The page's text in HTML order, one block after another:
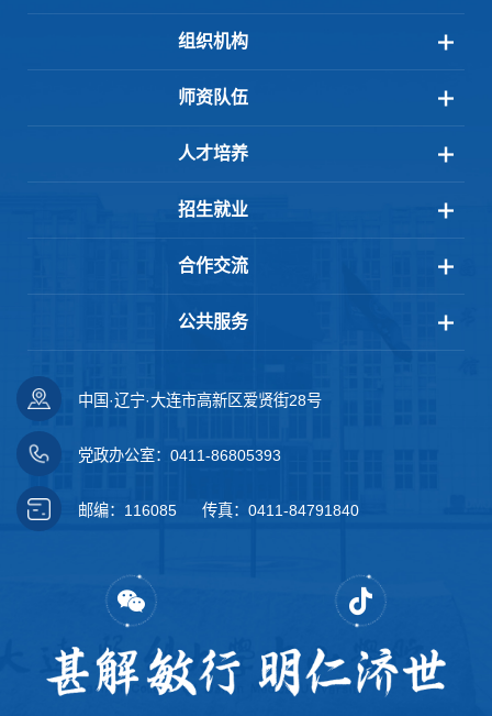
组织机构
师资队伍
人才培养
招生就业
合作交流
公共服务
中国·辽宁·大连市高新区爱贤街28号
党政办公室：0411-86805393
邮编：116085 传真：0411-84791840